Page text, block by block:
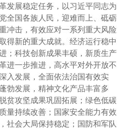
发展稳定任务，以习近平同志为
全国各族人民，迎难而上、砥砺
冲击，有效应对一系列重大风险
得新的重大成就。经济运行稳中
；科技创新成果丰硕，新质生产
进一步推进，高水平对外开放不
入发展，全面依法治国有效实
勃发展，精神文化产品丰富多
贫攻坚成果巩固拓展；绿色低碳
量持续改善；国家安全能力有效
社会大局保持稳定；国防和军队